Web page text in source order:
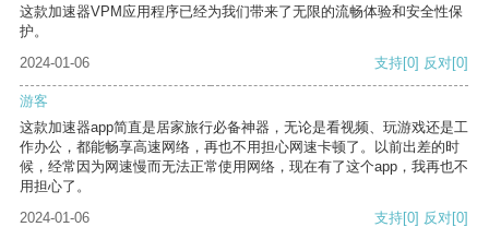
这款加速器VPM应用程序已经为我们带来了无限的流畅体验和安全性保
护。
2024-01-06
支持[0] 反对[0]
游客
这款加速器app简直是居家旅行必备神器，无论是看视频、玩游戏还是工
作办公，都能畅享高速网络，再也不用担心网速卡顿了。以前出差的时
候，经常因为网速慢而无法正常使用网络，现在有了这个app，我再也不
用担心了。
2024-01-06
支持[0] 反对[0]